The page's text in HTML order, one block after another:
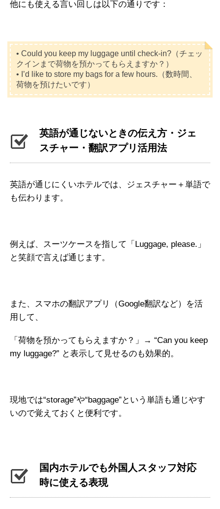
他にも使える言い回しは以下の通りです：
• Could you keep my luggage until check-in?（チェッ
クインまで荷物を預かってもらえますか？）
• I’d like to store my bags for a few hours.（数時間、
荷物を預けたいです）
英語が通じないときの伝え方・ジェ
スチャー・翻訳アプリ活用法
英語が通じにくいホテルでは、ジェスチャー＋単語で
も伝わります。
例えば、スーツケースを指して「Luggage, please.」
と笑顔で言えば通じます。
また、スマホの翻訳アプリ（Google翻訳など）を活
用して、
「荷物を預かってもらえますか？」→ “Can you keep
my luggage?” と表示して見せるのも効果的。
現地では“storage”や“baggage”という単語も通じやす
いので覚えておくと便利です。
国内ホテルでも外国人スタッフ対応
時に使える表現